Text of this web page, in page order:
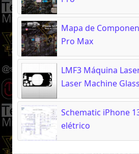
Mapa de
Pro Max
LMF3 Máquina
Laser Machine
Schematic iPhone
elétrico